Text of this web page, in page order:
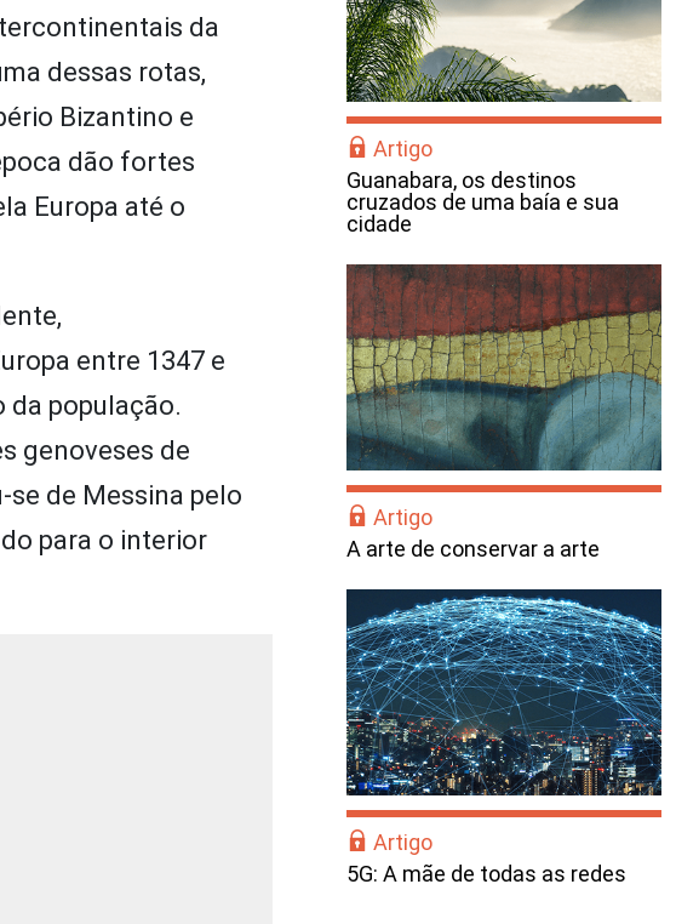
da
dessas rotas,
Bizantino e
dão fortes
Europa até o
entre 1347 e
da população.
genoveses de
de Messina pelo
para o interior
Artigo
Guanabara, os destinos
cruzados de uma baía e sua
cidade
Artigo
A arte de conservar a arte
Artigo
5G: A mãe de todas as redes